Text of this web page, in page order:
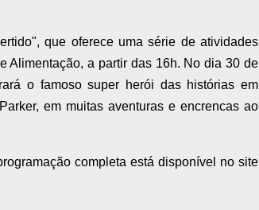
que oferece uma série de atividades
Alimentação, a partir das 16h. No dia 30 de
o famoso super herói das histórias em
em muitas aventuras e encrencas ao
completa está disponível no site